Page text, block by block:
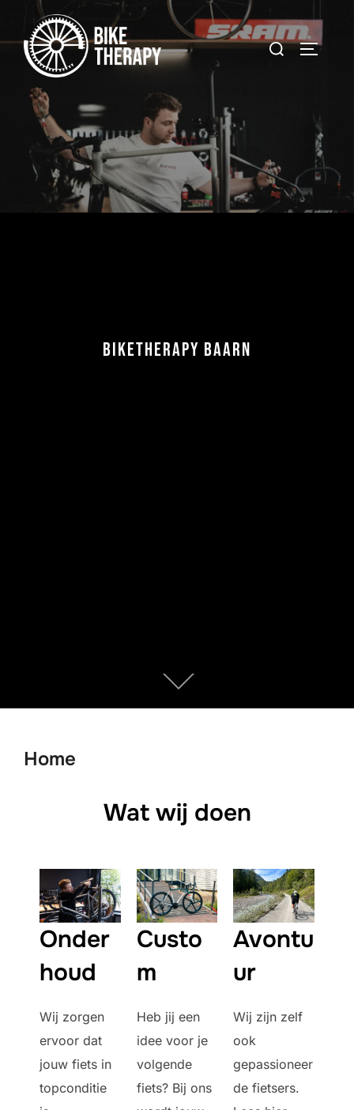
BikeTherapy Baarn
Home
Wat wij doen
Onder
houd
Wij zorgen
ervoor dat
jouw fiets in
topconditie
Custo
m
Heb jij een
idee voor je
volgende
fiets? Bij ons
Avontu
ur
Wij zijn zelf
ook
gepassioneer
de fietsers.